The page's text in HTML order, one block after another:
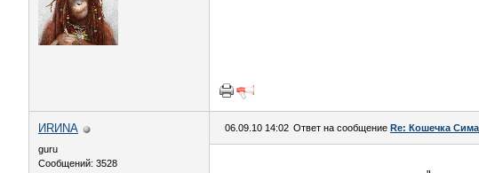
ИRИNА
guru
Сообщений: 3528
06.09.10 14:02 Ответ на сообщение Re: Кошечка